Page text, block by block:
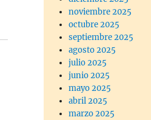
noviembre 2025
octubre 2025
septiembre 2025
agosto 2025
julio 2025
junio 2025
mayo 2025
abril 2025
marzo 2025